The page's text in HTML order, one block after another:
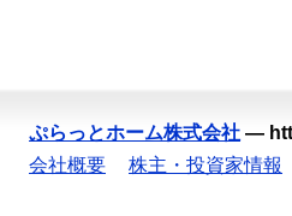
ぷらっとホーム株式会社 —
会社概要
株主・投資家情報